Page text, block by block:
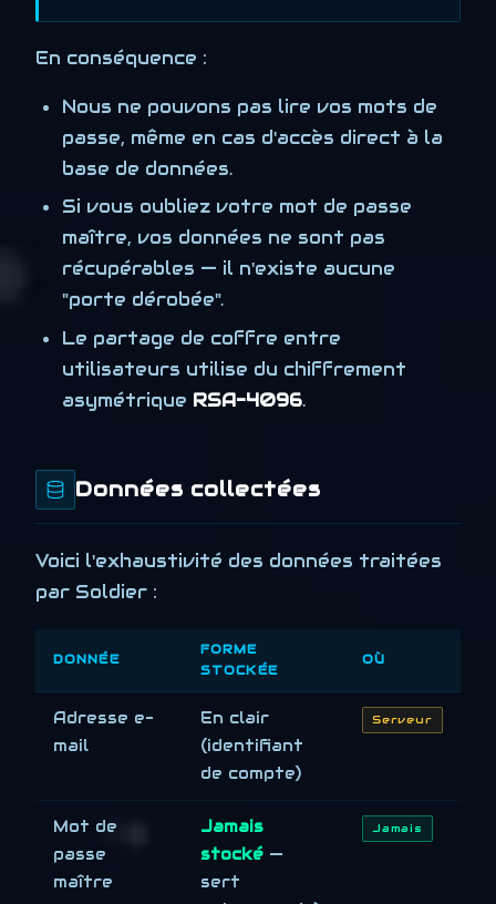
En conséquence :
Nous ne pouvons pas lire vos mots de
passe, même en cas d'accès direct à la
base de données.
Si vous oubliez votre mot de passe
maître, vos données ne sont pas
récupérables — il n'existe aucune
"porte dérobée".
Le partage de coffre entre
utilisateurs utilise du chiffrement
asymétrique RSA-4096.
Données collectées
Voici l'exhaustivité des données traitées
par Soldier :
DONNÉE
FORME
STOCKÉE
OÙ
Adresse e-
mail
En clair
(identifiant
de compte)
Serveur
Mot de
passe
maître
Jamais
stocké —
sert
Jamais